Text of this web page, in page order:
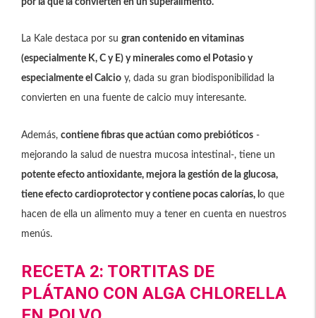
La Kale destaca por su gran contenido en vitaminas
(especialmente K, C y E) y minerales como el Potasio y
especialmente el Calcio y, dada su gran biodisponibilidad la
convierten en una fuente de calcio muy interesante.
Además, contiene fibras que actúan como prebióticos -
mejorando la salud de nuestra mucosa intestinal-, tiene un
potente efecto antioxidante, mejora la gestión de la glucosa,
tiene efecto cardioprotector y contiene pocas calorías, l o que
hacen de ella un alimento muy a tener en cuenta en nuestros
menús.
RECETA 2: TORTITAS DE
PLÁTANO CON ALGA CHLORELLA